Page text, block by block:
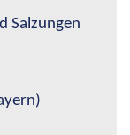
Salzungen